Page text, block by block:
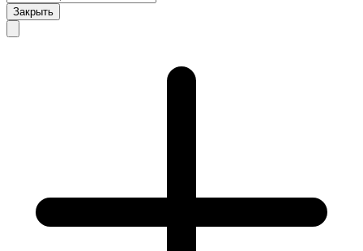
Закрыть